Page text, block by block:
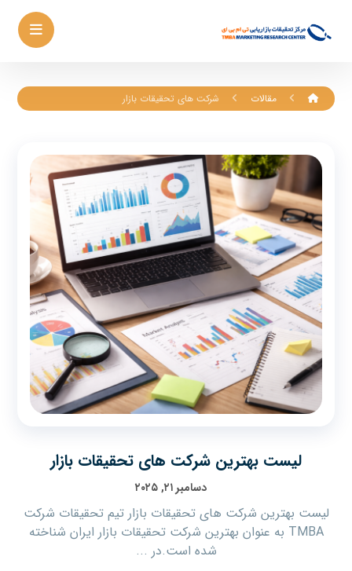
مقالات شرکت های تحقیقات بازار
لیست بهترین شرکت های تحقیقات بازار
دسامبر ۲۱, ۲۰۲۵
لیست بهترین شرکت های تحقیقات بازار تیم تحقیقات شرکت
TMBA به عنوان بهترین شرکت تحقیقات بازار ایران شناخته
شده است.در ...